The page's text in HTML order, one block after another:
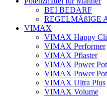
BEI BEDARF
REGELMÄßIGE
VIMAX
VIMAX Happy
VIMAX Performer
VIMAX Pflaster
VIMAX Power
VIMAX Power
VIMAX Ultra Plus
VIMAX Volume